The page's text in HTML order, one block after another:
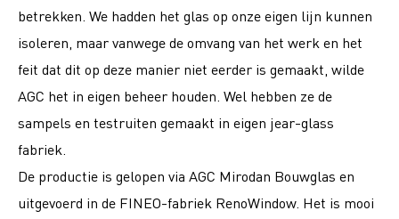
betrekken. We hadden het glas op onze eigen lijn kunnen
isoleren, maar vanwege de omvang van het werk en het
feit dat dit op deze manier niet eerder is gemaakt, wilde
AGC het in eigen beheer houden. Wel hebben ze de
sampels en testruiten gemaakt in eigen jear-glass
fabriek.
De productie is gelopen via AGC Mirodan Bouwglas en
uitgevoerd in de FINEO-fabriek RenoWindow. Het is mooi